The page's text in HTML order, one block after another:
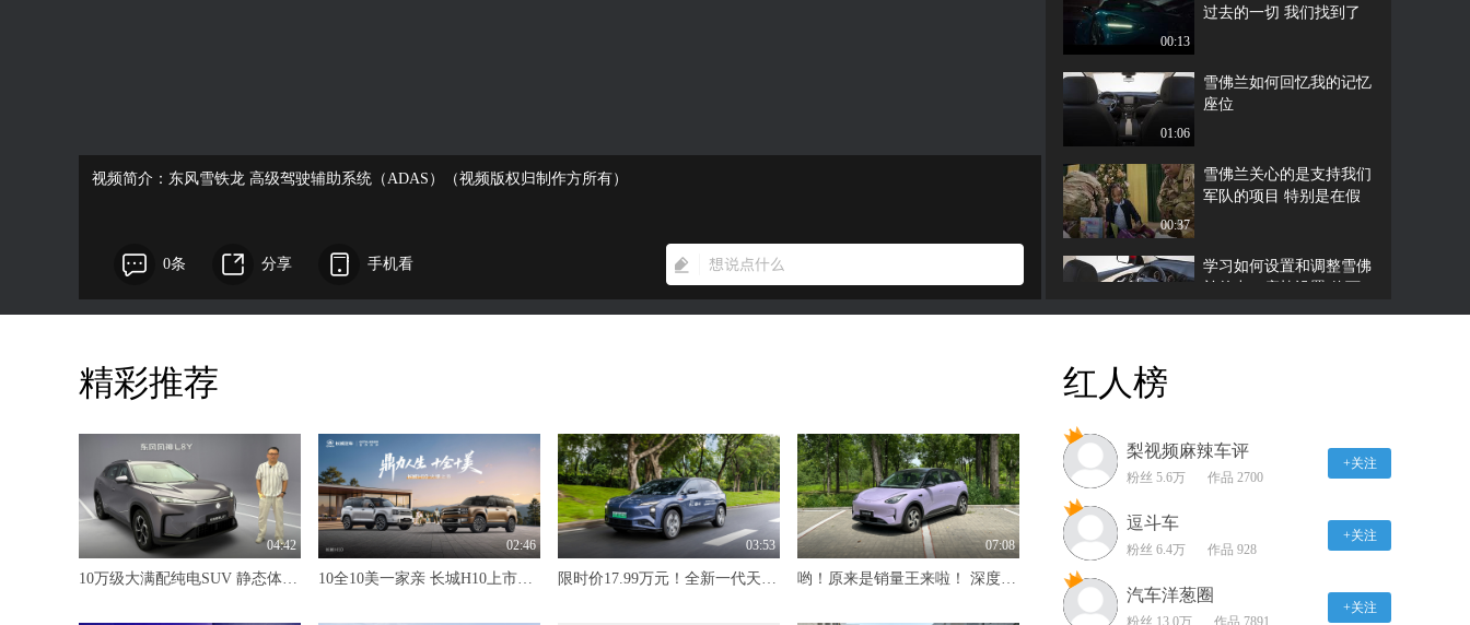
00:13
过去的一切 我们找到了
01:06
雪佛兰如何回忆我的记忆
座位
00:37
雪佛兰关心的是支持我们
军队的项目 特别是在假
01:30
学习如何设置和调整雪佛
体验创新 新引擎的凯迪
拉克XT4无误
00:29
使用雪佛兰后视镜可以获
视频简介：东风雪铁龙 高级驾驶辅助系统（ADAS）（视频版权归制作方所有）
0条 分享 手机看
精彩推荐
04:42
10万级大满配纯电SUV 静态体验东风风神L8Y
02:46
10全10美一家亲 长城H10上市限时20.18万元起
03:53
限时价17.99万元！全新一代天工08 670 Max重磅上市，限时六重大礼
07:08
哟！原来是销量王来啦！ 深度试驾吉利星愿
红人榜
梨视频麻辣车评
粉丝 5.6万 作品 2700
+关注
逗斗车
粉丝 6.4万 作品 928
+关注
汽车洋葱圈
粉丝 13.0万 作品 7891
+关注